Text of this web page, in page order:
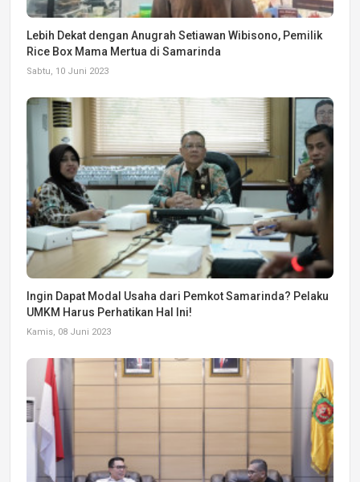
Lebih Dekat dengan Anugrah Setiawan Wibisono, Pemilik
Rice Box Mama Mertua di Samarinda
Sabtu, 10 Juni 2023
Ingin Dapat Modal Usaha dari Pemkot Samarinda? Pelaku
UMKM Harus Perhatikan Hal Ini!
Kamis, 08 Juni 2023